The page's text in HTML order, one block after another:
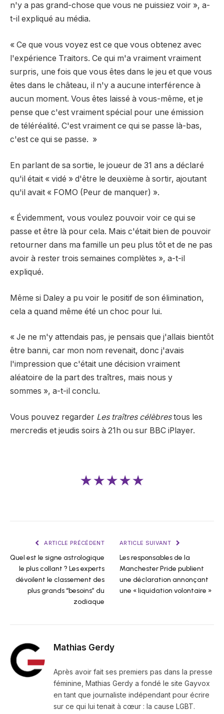
n'y a pas grand-chose que vous ne puissiez voir », a-
t-il expliqué au média.
« Ce que vous voyez est ce que vous obtenez avec
l'expérience Traitors. Ce qui m'a vraiment vraiment
surpris, une fois que vous êtes dans le jeu et que vous
êtes dans le château, il n'y a aucune interférence à
aucun moment. Vous êtes laissé à vous-même, et je
pense que c'est vraiment spécial pour une émission
de téléréalité. C'est vraiment ce qui se passe là-bas,
c'est ce qui se passe. »
En parlant de sa sortie, le joueur de 31 ans a déclaré
qu'il était « vidé » d'être le deuxième à sortir, ajoutant
qu'il avait « FOMO (Peur de manquer) ».
« Évidemment, vous voulez pouvoir voir ce qui se
passe et être là pour cela. Mais c'était bien de pouvoir
retourner dans ma famille un peu plus tôt et de ne pas
avoir à rester trois semaines complètes », a-t-il
expliqué.
Même si Daley a pu voir le positif de son élimination,
cela a quand même été un choc pour lui.
« Je ne m'y attendais pas, je pensais que j'allais bientôt
être banni, car mon nom revenait, donc j'avais
l'impression que c'était une décision vraiment
aléatoire de la part des traîtres, mais nous y
sommes », a-t-il conclu.
Vous pouvez regarder Les traîtres célèbrestous les
mercredis et jeudis soirs à 21h ou sur BBC iPlayer.
★★★★★
ARTICLE PRÉCÉDENT
Quel est le signe astrologique
le plus collant ? Les experts
dévoilent le classement des
plus grands “besoins” du
zodiaque
ARTICLE SUIVANT
Les responsables de la
Manchester Pride publient
une déclaration annonçant
une « liquidation volontaire »
Mathias Gerdy
Après avoir fait ses premiers pas dans la presse
féminine, Mathias Gerdy a fondé le site Gayvox
en tant que journaliste indépendant pour écrire
sur ce qui lui tenait à cœur : la cause LGBT.